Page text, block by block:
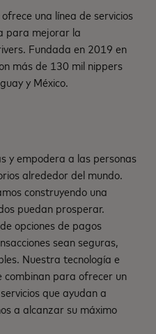
una línea de servicios
para mejorar la
Fundada en 2019 en
más de 130 mil nippers
y México.
y empodera a las personas
alrededor del mundo.
construyendo una
puedan prosperar.
opciones de pagos
sean seguras,
Nuestra tecnología e
combinan para ofrecer un
que ayudan a
a alcanzar su máximo